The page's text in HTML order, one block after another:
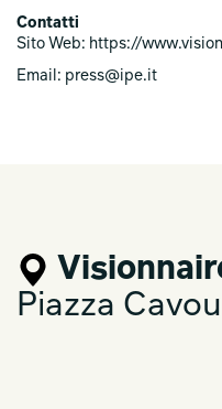
Contatti
Sito Web: https://
Email: press@ipe.it
Piazza